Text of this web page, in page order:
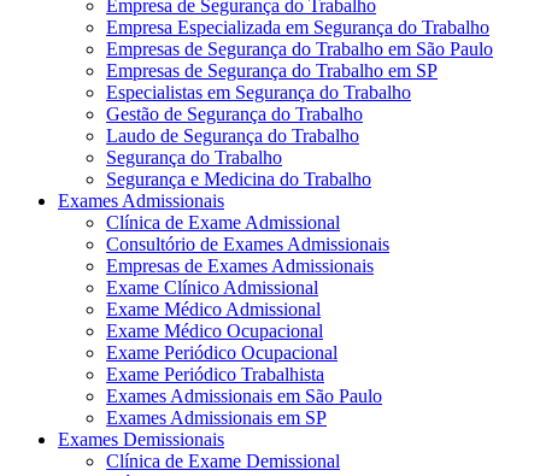
Empresa de Segurança do Trabalho
Empresa Especializada em Segurança do Trabalho
Empresas de Segurança do Trabalho em São Paulo
Empresas de Segurança do Trabalho em SP
Especialistas em Segurança do Trabalho
Gestão de Segurança do Trabalho
Laudo de Segurança do Trabalho
Segurança do Trabalho
Segurança e Medicina do Trabalho
Exames Admissionais
Clínica de Exame Admissional
Consultório de Exames Admissionais
Empresas de Exames Admissionais
Exame Clínico Admissional
Exame Médico Admissional
Exame Médico Ocupacional
Exame Periódico Ocupacional
Exame Periódico Trabalhista
Exames Admissionais em São Paulo
Exames Admissionais em SP
Exames Demissionais
Clínica de Exame Demissional